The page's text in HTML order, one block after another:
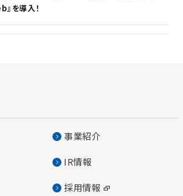
』を導入！
事業紹介
IR情報
採用情報